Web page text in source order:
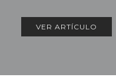
VER ARTÍCULO